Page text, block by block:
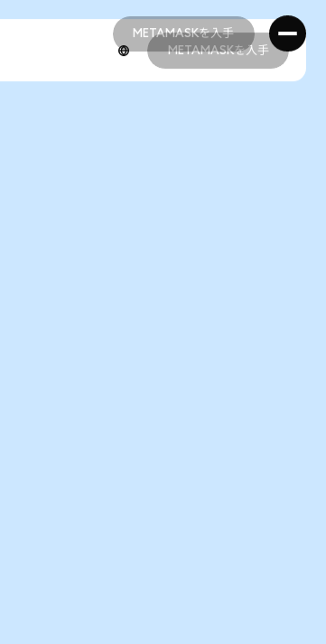
METAMASKを入手
METAMASKを入手
METAMASKを入手